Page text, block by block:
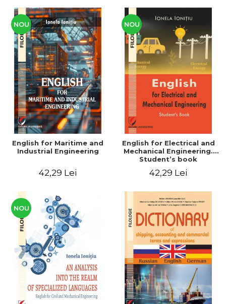
roumain et en français
pour les citoyens
étrangers
NOU
English for Maritime and
Industrial Engineering
42,29 Lei
NOU
English for Electrical and
Mechanical Engineering.
Student’s book
42,29 Lei
NOU